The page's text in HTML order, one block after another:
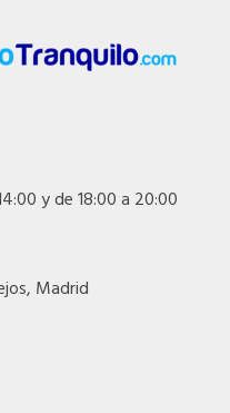
y de 18:00 a 20:00
Madrid